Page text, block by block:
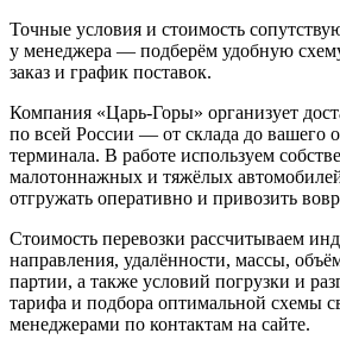
Точные условия и стоимость
у менеджера — подберём удобную
заказ и график поставок.
Компания «Царь-Горы» организует
по всей России — от склада до вашего
терминала. В работе используем
малотоннажных и тяжёлых
отгружать оперативно и привозить
Стоимость перевозки рассчитываем
направления, удалённости, массы,
партии, а также условий погрузки и
тарифа и подбора оптимальной схемы
менеджерами по контактам на сайте.